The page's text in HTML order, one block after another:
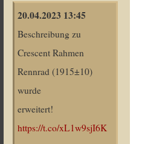
20.04.2023 13:45
Beschreibung zu
Crescent Rahmen
Rennrad (1915±10)
wurde
erweitert!
https://t.co/xL1w9sjI6K